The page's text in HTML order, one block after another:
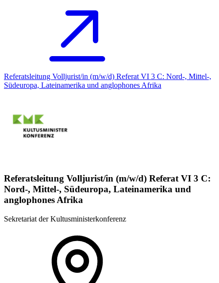
Referatsleitung Volljurist/in (m/w/d) Referat VI 3 C: Nord-, Mittel-,
Südeuropa, Lateinamerika und anglophones Afrika
Referatsleitung Volljurist/in (m/w/d) Referat VI 3 C:
Nord-, Mittel-, Südeuropa, Lateinamerika und
anglophones Afrika
Sekretariat der Kultusministerkonferenz